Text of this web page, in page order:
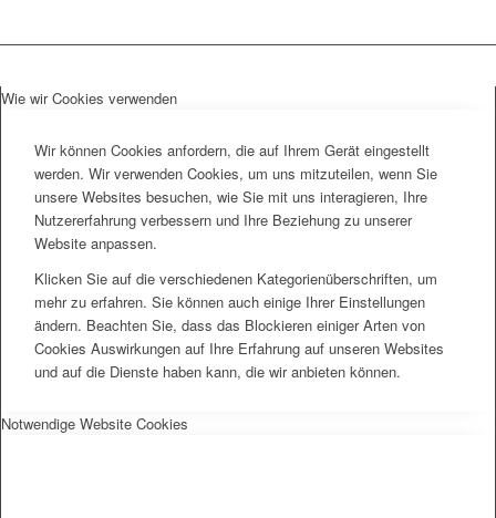
Wie wir Cookies verwenden
Wir können Cookies anfordern, die auf Ihrem Gerät eingestellt
werden. Wir verwenden Cookies, um uns mitzuteilen, wenn Sie
unsere Websites besuchen, wie Sie mit uns interagieren, Ihre
Nutzererfahrung verbessern und Ihre Beziehung zu unserer
Website anpassen.
Klicken Sie auf die verschiedenen Kategorienüberschriften, um
mehr zu erfahren. Sie können auch einige Ihrer Einstellungen
ändern. Beachten Sie, dass das Blockieren einiger Arten von
Cookies Auswirkungen auf Ihre Erfahrung auf unseren Websites
und auf die Dienste haben kann, die wir anbieten können.
Notwendige Website Cookies